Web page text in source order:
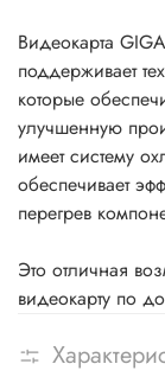
Видеокарта
поддерживает
которые
улучшенную
имеет систему
обеспечивает
перегрев
Это отличная
видеокарту по